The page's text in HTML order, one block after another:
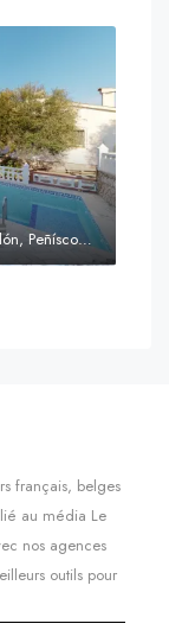
C. Guatemala, 6, 12598 Peñíscola, Castellón, Peñíscola, Communauté valencienne
français, belges
au média Le
nos agences
outils pour